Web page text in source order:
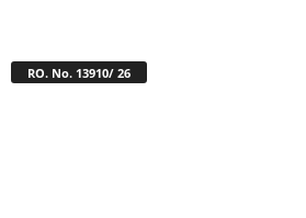
RO. No. 13910/ 26